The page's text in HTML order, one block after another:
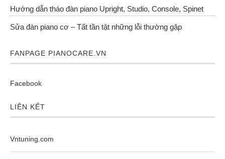
Hướng dẫn tháo đàn piano Upright, Studio, Console, Spinet
Sửa đàn piano cơ – Tất tần tật những lỗi thường gặp
FANPAGE PIANOCARE.VN
Facebook
LIÊN KẾT
Vntuning.com